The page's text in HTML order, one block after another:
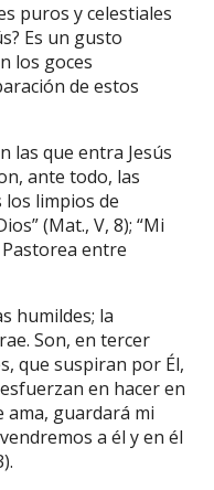
puros y celestiales
Es un gusto
los goces
de estos
las que entra Jesús
ante todo, las
los limpios de
(Mat., V, 8); “Mi
entre
humildes; la
Son, en tercer
que suspiran por Él,
en hacer en
ama, guardará mi
a él y en él